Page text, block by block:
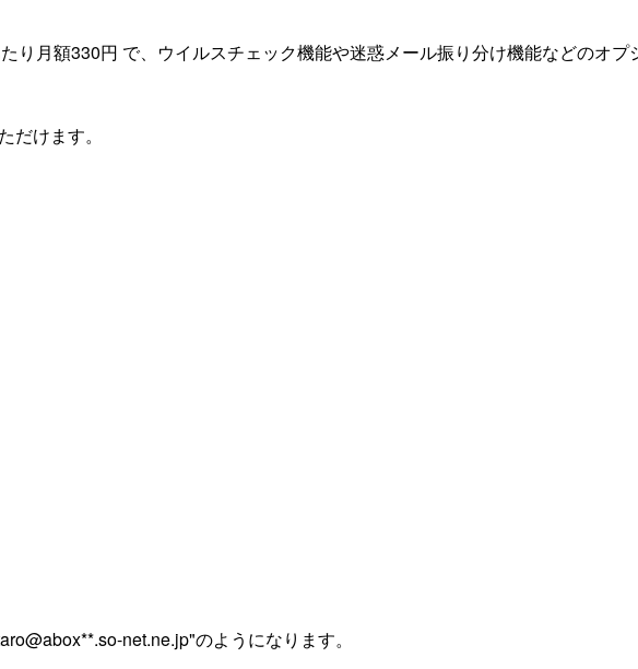
月額330円 で、ウイルスチェック機能や迷惑メール振り分け機能などのオプ
けます。
net.ne.jp"のようになります。